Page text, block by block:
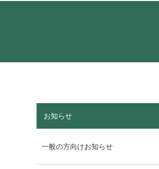
お知らせ
一般の方向けお知らせ